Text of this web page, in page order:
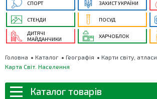
СПОРТ ЗАХИСТ УКРАЇНИ
СТЕНДИ ПОСУД
ДИТЯЧІ
МАЙДАНЧИКИ
ХАРЧОБЛОК
Головна Каталог Географія
Карти світу, атласи
Карта Світ. Населення
Каталог товарів